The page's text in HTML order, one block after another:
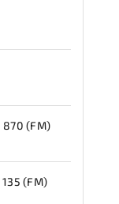
870 (FM)
(FM)